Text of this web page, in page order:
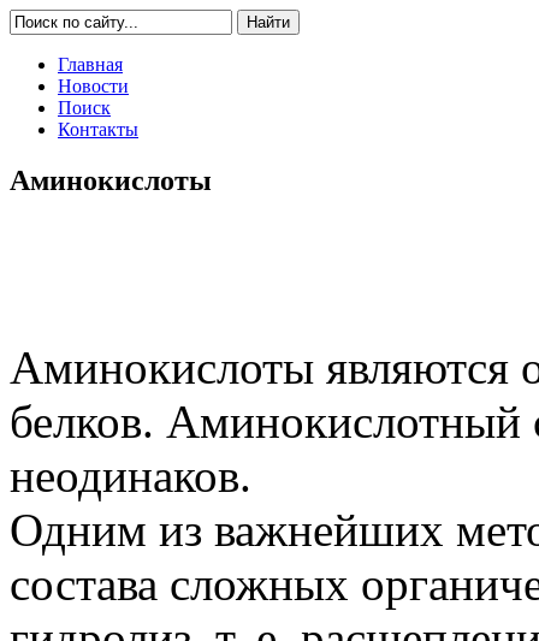
Главная
Новости
Поиск
Контакты
Аминокислоты
Аминокислоты являются
белков. Аминокислотный
неодинаков.
Одним из важнейших
состава сложных